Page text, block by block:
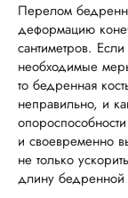
Перелом
деформацию
сантиметров.
необходимые
то бедренная
неправильно, и
и своевременно
не только
длину бедренной